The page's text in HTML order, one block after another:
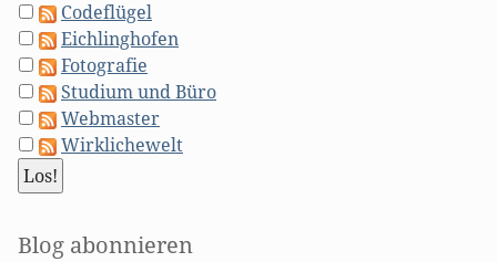
Codeflügel
Eichlinghofen
Fotografie
Studium und Büro
Webmaster
Wirklichewelt
Blog abonnieren